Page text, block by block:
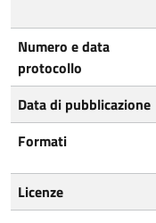
Numero e data
protocollo
Data di pubblicazione
Formati
Licenze